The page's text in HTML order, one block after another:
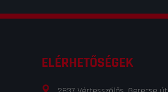
ELÉRHETŐSÉGEK